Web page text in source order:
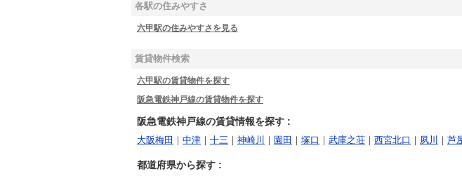
各駅の住みやすさ
六甲駅の住みやすさを見る
賃貸物件検索
六甲駅の賃貸物件を探す
阪急電鉄神戸線の賃貸物件を探す
阪急電鉄神戸線の賃貸情報を探す :
大阪梅田 ｜ 中津 ｜ 十三 ｜ 神崎川 ｜ 園田 ｜ 塚口 ｜ 武庫之荘 ｜ 西宮北口 ｜ 夙川 ｜ 芦
都道府県から探す :